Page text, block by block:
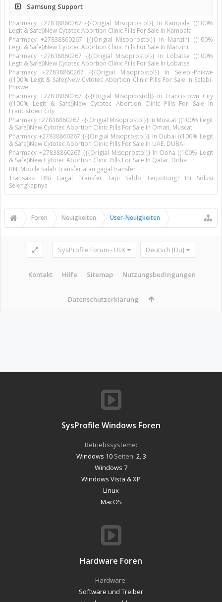
Samsung Support
Pharmacy +27838860267 {{{Origial Misoprostol}} In Kampala ((100%
Legit & Safe))New Cytotec Abortion Clinic Pills For Sale In Kampala
Pharmacy +27838860267 {{{Origial Misoprostol}} In Manzini ((100%
Legit & Safe))New Cytotec Abortion Clinic Pills For Sale In Manzini
Pharmacy +27838860267 {{{Origial Misoprostol}} In Lobatse ((100%
Legit & Safe))New Cytotec Abortion Clinic Pills For Sale In Lobatse
Pharmacy +27838860267 {{{Origial Misoprostol}} In Selebi-Phikwe
((100% Legit & Safe))New Cytotec Abortion Clinic Pills For Sale In Selebi-
Phikwe
Pharmacy +27838860267 {{{Origial Misoprostol}} In Francistown City
((100% Legit & Safe))New Cytotec Abortion Clinic Pills For Sale In
Francistown City
Pharmacy +27838860267 {{{Origial Misoprostol}} In Muscat ((100% Legit
& Safe))New Cytotec Abortion Clinic Pills For Sale In Oman, Muscat
Pharmacy +27838860267 {{{Origial Misoprostol}} In Dubai ((100% Legit
& Safe))New Cytotec Abortion Clinic Pills For Sale In UAE, DUBAI
Pharmacy +27838860267 {{{Origial Misoprostol}} In Doha ((100% Legit
& Safe))New Cytotec Abortion Clinic Pills For Sale In Qatar, Doha
BNI Mobile Salah Transfer atau gagal transfer
Transaksi BNi Gagal Transfer Tapi Saldo Terpotong? Ini Solusi
Selengkapnya
Foren Neuigkeiten User-Neuigkeiten
SysProfile Forum - UI.X Deutsch [Du]
Kontakt Hilfe Sitemap Nutzungsbedingungen
Datenschutzerklärung
SysProfile Windows Foren
Betriebssysteme:
Windows 10Seiten: 2 3
Windows 7
Windows Vista & XP
Linux
MacOS
Hardware Foren
Hardware:
Software und Treiber